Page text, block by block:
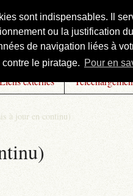
sont indispensables. Il
ou la justification
de navigation liées à
contre le piratage. Pour en
Liens externes
à jour en continu)